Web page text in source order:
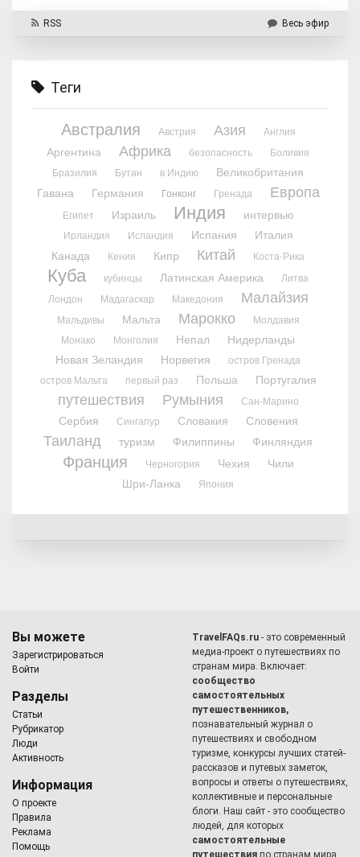
RSS Весь эфир
Теги
Австралия Австрия Азия Англия
Аргентина Африка безопасность
Боливия
Бразилия
Бутан в Индию
Великобритания
Гавана
Германия Гонконг Гренада Европа
Египет Израиль Индия интервью
Ирландия Исландия Испания
Италия
Канада
Кения Кипр Китай Коста-Рика
Куба кубинцы Латинская Америка
Литва
Лондон
Мадагаскар Македония Малайзия
Мальдивы Мальта Марокко
Молдавия
Монако
Монголия Непал
Нидерланды
Новая Зеландия
Норвегия
остров Гренада
остров Мальта
первый раз Польша Португалия
путешествия Румыния Сан-Марино
Сербия Сингапур Словакия Словения
Таиланд туризм Филиппины Финляндия
Франция Черногория Чехия
Чили
Шри-Ланка
Япония
Вы можете
Зарегистрироваться
Войти
Разделы
Статьи
Рубрикатор
Люди
Активность
Информация
О проекте
Правила
Реклама
Помощь
TravelFAQs.ru - это современный
медиа-проект о путешествиях по
странам мира. Включает:
сообщество
самостоятельных
путешественников,
познавательный журнал о
путешествиях и свободном
туризме, конкурсы лучших статей-
рассказов и путевых заметок,
вопросы и ответы о путешествиях,
коллективные и персональные
блоги. Наш сайт - это сообщество
людей, для которых
самостоятельные
путешествия по странам мира